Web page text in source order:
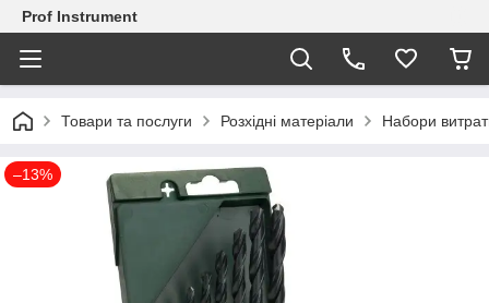
Prof Instrument
Товари та послуги Розхідні матеріали Набори
–13%